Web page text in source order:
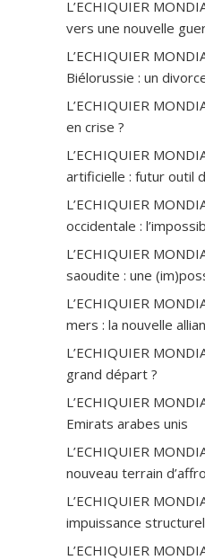
L’ECHIQUIER
vers une nouvelle
L’ECHIQUIER
Biélorussie : un
L’ECHIQUIER
en crise ?
L’ECHIQUIER
artificielle : futur outil
L’ECHIQUIER
occidentale :
L’ECHIQUIER
saoudite : une
L’ECHIQUIER
mers : la nouvelle
L’ECHIQUIER
grand départ ?
L’ECHIQUIER
Emirats arabes unis
L’ECHIQUIER
nouveau terrain
L’ECHIQUIER
impuissance
L’ECHIQUIER